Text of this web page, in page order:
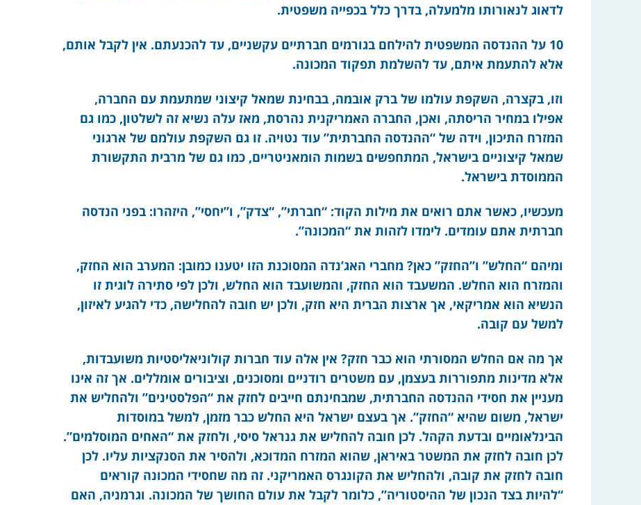
לדאוג לנאורותו מלמעלה, בדרך כלל בכפייה משפטית.
10 על ההנדסה המשפטית להילחם בגורמים חברתיים עקשניים, עד להכנעתם. אין לקבל אותם,
אלא להתעמת איתם, עד להשלמת תפקוד המכונה.
וזו, בקצרה, השקפת עולמו של ברק אובמה, בבחינת שמאל קיצוני שמתעמת עם החברה,
אפילו במחיר הריסתה, ואכן, החברה האמריקנית נהרסת, מאז עלה נשיא זה לשלטון, כמו גם
המזרח התיכון, וידה של “ההנדסה החברתית” עוד נטויה. זו גם השקפת עולמם של ארגוני
שמאל קיצוניים בישראל, המתחפשים בשמות הומאניטריים, כמו גם של מרבית התקשורת
הממוסדת בישראל.
מעכשיו, כאשר אתם רואים את מילות הקוד: “חברתי”, “צדק”, ו”יחסי”, היזהרו: בפני הנדסה
חברתית אתם עומדים. לימדו לזהות את “המכונה”.
ומיהם “החלש” ו”החזק” כאן? מחברי האג’נדה המסוכנת הזו יטענו כמובן: המערב הוא החזק,
והמזרח הוא החלש. המשעבד הוא החזק, והמשועבד הוא החלש, ולכן לפי סתירה לוגית זו
הנשיא הוא אמריקאי, אך ארצות הברית היא חזק, ולכן יש חובה להחלישה, כדי להגיע לאיזון,
למשל עם קובה.
אך מה אם החלש המסורתי הוא כבר חזק? אין אלה עוד חברות קולוניאליסטיות משועבדות,
אלא מדינות מתפוררות בעצמן, עם משטרים רודניים ומסוכנים, וציבורים אומללים. אך זה אינו
מעניין את חסידי ההנדסה החברתית, שמבחינתם חייבים לחזק את “הפלסטינים” ולהחליש את
ישראל, משום שהיא “החזק”. אך בעצם ישראל היא החלש כבר מזמן, למשל במוסדות
הבינלאומיים ובדעת הקהל. לכן חובה להחליש את גנראל סיסי, ולחזק את “האחים המוסלמים”.
לכן חובה לחזק את המשטר באיראן, שהוא המזרח המדוכא, ולהסיר את הסנקציות עליו. לכן
חובה לחזק את קובה, ולהחליש את הקונגרס האמריקני. זה מה שחסידי המכונה קוראים
“להיות בצד הנכון של ההיסטוריה”, כלומר לקבל את עולם החושך של המכונה. וגרמניה, האם